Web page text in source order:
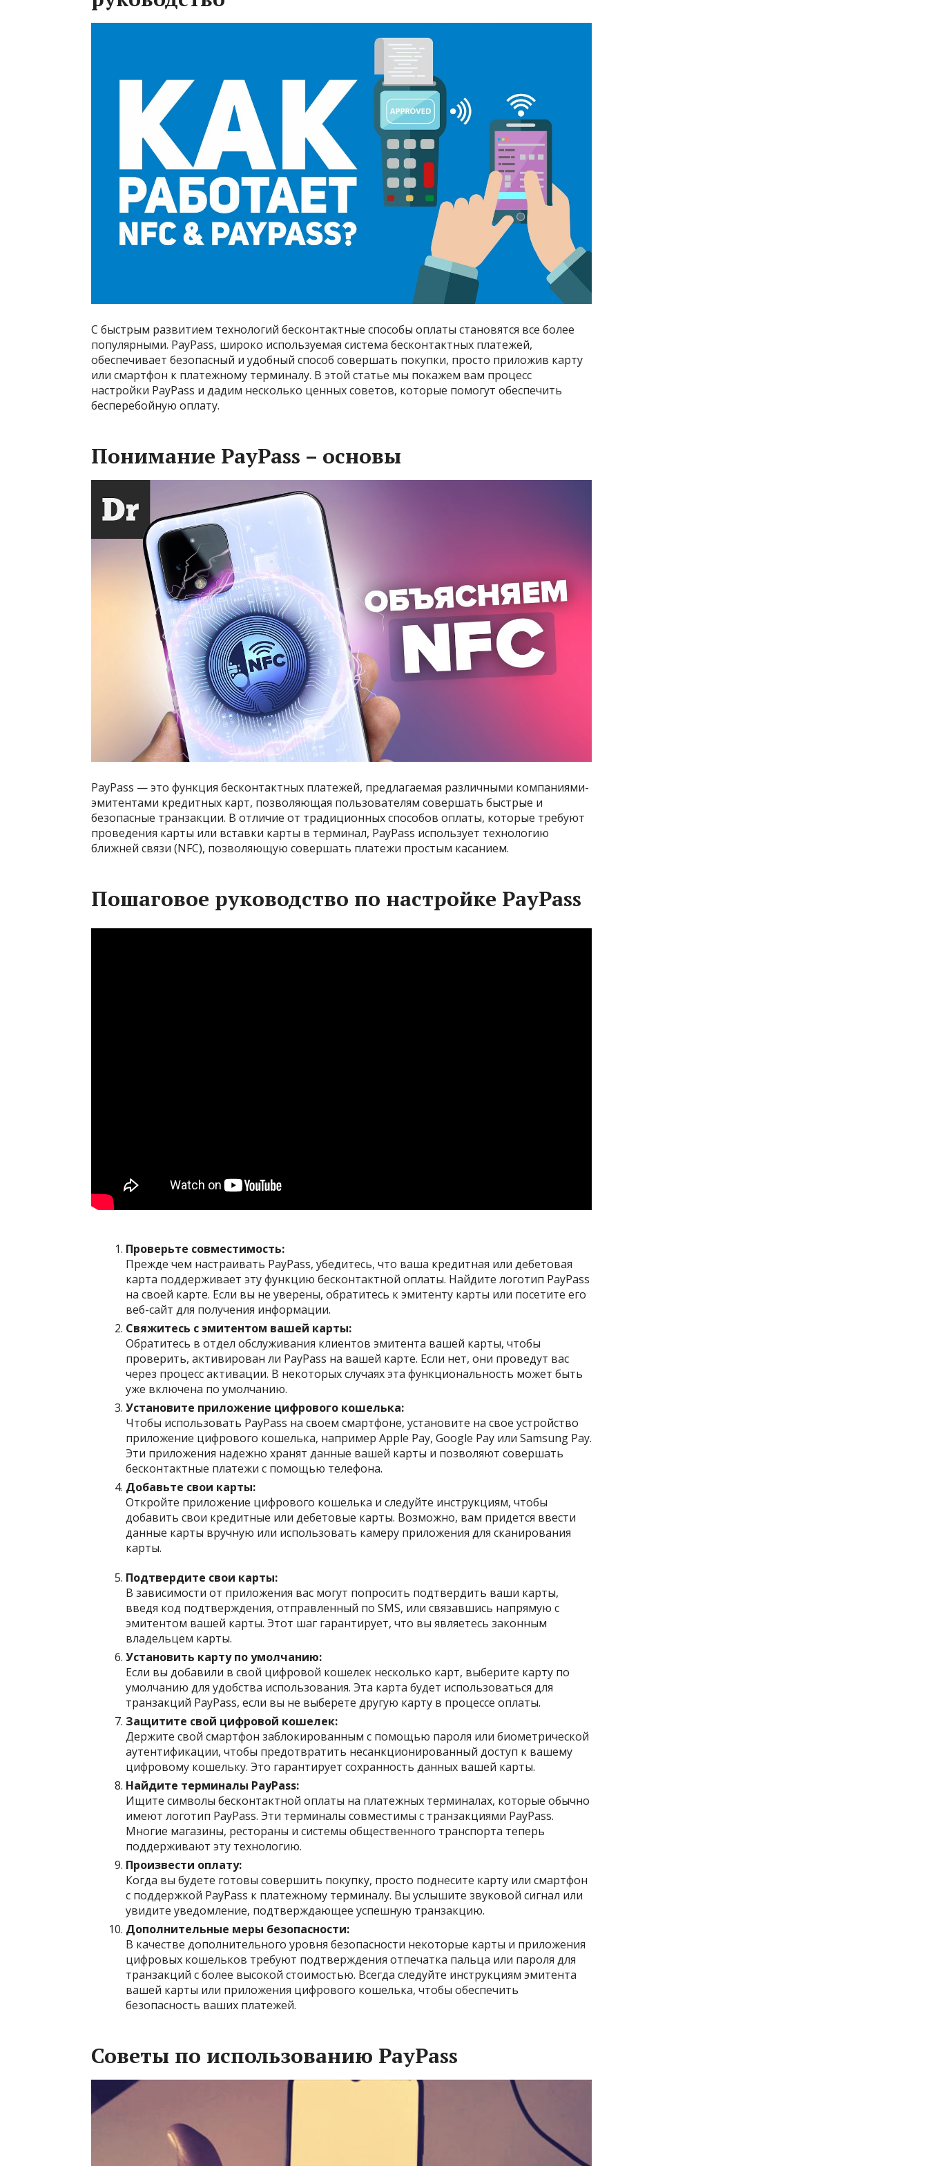
С быстрым развитием технологий бесконтактные способы оплаты становятся все более
популярными. PayPass, широко используемая система бесконтактных платежей,
обеспечивает безопасный и удобный способ совершать покупки, просто приложив карту
или смартфон к платежному терминалу. В этой статье мы покажем вам процесс
настройки PayPass и дадим несколько ценных советов, которые помогут обеспечить
бесперебойную оплату.
Понимание PayPass – основы
PayPass — это функция бесконтактных платежей, предлагаемая различными компаниями-
эмитентами кредитных карт, позволяющая пользователям совершать быстрые и
безопасные транзакции. В отличие от традиционных способов оплаты, которые требуют
проведения карты или вставки карты в терминал, PayPass использует технологию
ближней связи (NFC), позволяющую совершать платежи простым касанием.
Пошаговое руководство по настройке PayPass
Проверьте совместимость:
Прежде чем настраивать PayPass, убедитесь, что ваша кредитная или дебетовая
карта поддерживает эту функцию бесконтактной оплаты. Найдите логотип PayPass
на своей карте. Если вы не уверены, обратитесь к эмитенту карты или посетите его
веб-сайт для получения информации.
Свяжитесь с эмитентом вашей карты:
Обратитесь в отдел обслуживания клиентов эмитента вашей карты, чтобы
проверить, активирован ли PayPass на вашей карте. Если нет, они проведут вас
через процесс активации. В некоторых случаях эта функциональность может быть
уже включена по умолчанию.
Установите приложение цифрового кошелька:
Чтобы использовать PayPass на своем смартфоне, установите на свое устройство
приложение цифрового кошелька, например Apple Pay, Google Pay или Samsung Pay.
Эти приложения надежно хранят данные вашей карты и позволяют совершать
бесконтактные платежи с помощью телефона.
Добавьте свои карты:
Откройте приложение цифрового кошелька и следуйте инструкциям, чтобы
добавить свои кредитные или дебетовые карты. Возможно, вам придется ввести
данные карты вручную или использовать камеру приложения для сканирования
карты.
Подтвердите свои карты:
В зависимости от приложения вас могут попросить подтвердить ваши карты,
введя код подтверждения, отправленный по SMS, или связавшись напрямую с
эмитентом вашей карты. Этот шаг гарантирует, что вы являетесь законным
владельцем карты.
Установить карту по умолчанию:
Если вы добавили в свой цифровой кошелек несколько карт, выберите карту по
умолчанию для удобства использования. Эта карта будет использоваться для
транзакций PayPass, если вы не выберете другую карту в процессе оплаты.
Защитите свой цифровой кошелек:
Держите свой смартфон заблокированным с помощью пароля или биометрической
аутентификации, чтобы предотвратить несанкционированный доступ к вашему
цифровому кошельку. Это гарантирует сохранность данных вашей карты.
Найдите терминалы PayPass:
Ищите символы бесконтактной оплаты на платежных терминалах, которые обычно
имеют логотип PayPass. Эти терминалы совместимы с транзакциями PayPass.
Многие магазины, рестораны и системы общественного транспорта теперь
поддерживают эту технологию.
Произвести оплату:
Когда вы будете готовы совершить покупку, просто поднесите карту или смартфон
с поддержкой PayPass к платежному терминалу. Вы услышите звуковой сигнал или
увидите уведомление, подтверждающее успешную транзакцию.
Дополнительные меры безопасности:
В качестве дополнительного уровня безопасности некоторые карты и приложения
цифровых кошельков требуют подтверждения отпечатка пальца или пароля для
транзакций с более высокой стоимостью. Всегда следуйте инструкциям эмитента
вашей карты или приложения цифрового кошелька, чтобы обеспечить
безопасность ваших платежей.
Советы по использованию PayPass